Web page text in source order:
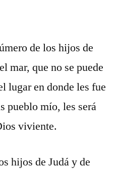
de los hijos de
mar, que no se puede
lugar en donde les fue
pueblo mío, les será
viviente.
hijos de Judá y de